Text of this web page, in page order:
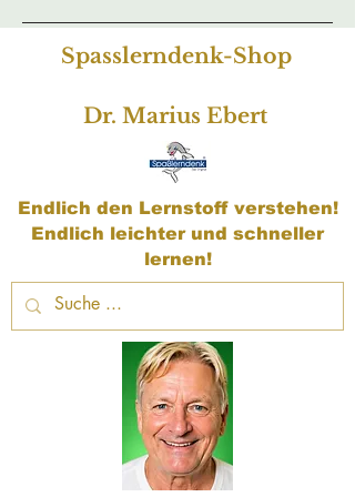
Spasslerndenk-Shop
Dr. Marius Ebert
Endlich den Lernstoff verstehen!
Endlich leichter und schneller
lernen!